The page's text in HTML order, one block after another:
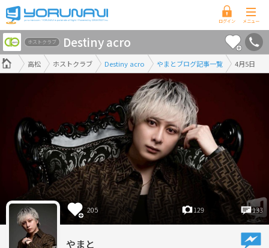
香
川
県
版
高松 ホストクラブ Destiny acro やまとブログ記事一覧 4月5日
ホストクラブ Destiny acro
205 129 133
やまと